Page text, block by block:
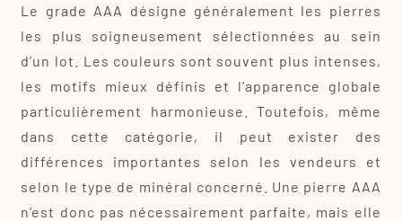
Le grade AAA désigne généralement les pierres
les plus soigneusement sélectionnées au sein
d’un lot. Les couleurs sont souvent plus intenses,
les motifs mieux définis et l’apparence globale
particulièrement harmonieuse. Toutefois, même
dans cette catégorie, il peut exister des
différences importantes selon les vendeurs et
selon le type de minéral concerné. Une pierre AAA
n’est donc pas nécessairement parfaite, mais elle